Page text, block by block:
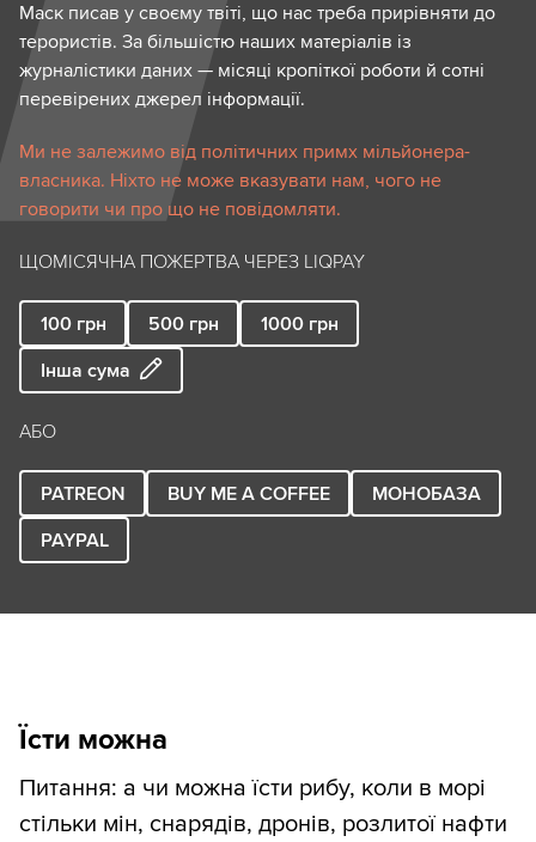
Маск писав у своєму твіті, що нас треба прирівняти до
терористів. За більшістю наших матеріалів із
журналістики даних — місяці кропіткої роботи й сотні
перевірених джерел інформації.
Ми не залежимо від політичних примх мільйонера-
власника. Ніхто не може вказувати нам, чого не
говорити чи про що не повідомляти.
ЩОМІСЯЧНА ПОЖЕРТВА ЧЕРЕЗ LIQPAY
100 грн 500 грн 1000 грн
Інша сума
АБО
PATREON BUY ME A COFFEE
МОНОБАЗА
PAYPAL
Їсти можна
Питання: а чи можна їсти рибу, коли в морі
стільки мін, снарядів, дронів, розлитої нафти